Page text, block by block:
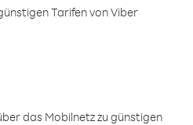
Tarifen von Viber
das Mobilnetz zu günstigen